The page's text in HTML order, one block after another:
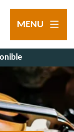
MENU